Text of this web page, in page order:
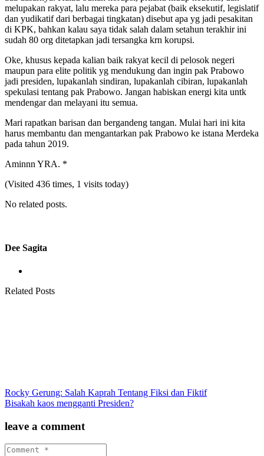
melupakan rakyat, lalu mereka para pejabat (baik eksekutif, legislatif
dan yudikatif dari berbagai tingkatan) disebut apa yg jadi pesakitan
di KPK, bahkan kalau saya tidak salah dalam setahun terakhir ini
sudah 80 org ditetapkan jadi tersangka krn korupsi.
Oke, khusus kepada kalian baik rakyat kecil di pelosok negeri
maupun para elite politik yg mendukung dan ingin pak Prabowo
jadi presiden, lupakanlah sindiran, lupakanlah cibiran, lupakanlah
spekulasi tentang pak Prabowo. Jangan habiskan energi kita untk
mendengar dan melayani itu semua.
Mari rapatkan barisan dan bergandeng tangan. Mulai hari ini kita
harus membantu dan mengantarkan pak Prabowo ke istana Merdeka
pada tahun 2019.
Aminnn YRA. *
(Visited 436 times, 1 visits today)
No related posts.
Dee Sagita
Related Posts
Rocky Gerung: Salah Kaprah Tentang Fiksi dan Fiktif
Bisakah kaos mengganti Presiden?
leave a comment